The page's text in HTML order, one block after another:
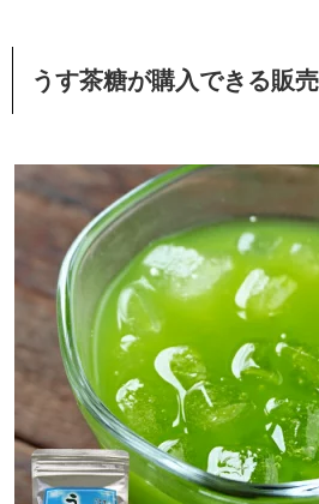
うす茶糖が購入できる販